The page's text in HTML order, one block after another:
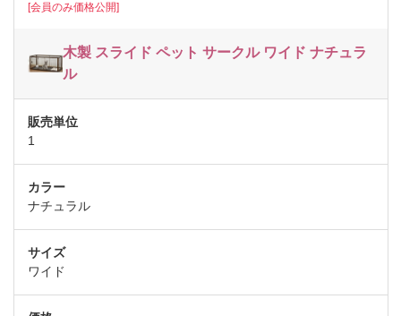
[会員のみ価格公開]
木製 スライド ペット サークル ワイド ナチュラ
ル
1
ナチュラル
ワイド